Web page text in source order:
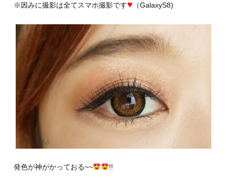
※因みに撮影は全てスマホ撮影です♥ （GalaxyS8)
発色が神がかっておる~~ !!